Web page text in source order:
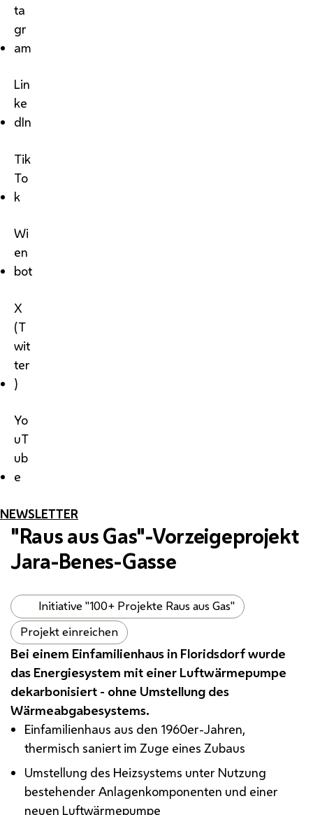
ta
gr
am
Lin
ke
dIn
Tik
To
k
Wi
en
bot
X
(T
wit
ter
)
Yo
uT
ub
e
NEWSLETTER
"Raus aus Gas"-Vorzeigeprojekt
Jara-Benes-Gasse
Initiative "100+ Projekte Raus aus Gas"
Projekt einreichen
Bei einem Einfamilienhaus in Floridsdorf wurde
das Energiesystem mit einer Luftwärmepumpe
dekarbonisiert - ohne Umstellung des
Wärmeabgabesystems.
Einfamilienhaus aus den 1960er-Jahren,
thermisch saniert im Zuge eines Zubaus
Umstellung des Heizsystems unter Nutzung
bestehender Anlagenkomponenten und einer
neuen Luftwärmepumpe